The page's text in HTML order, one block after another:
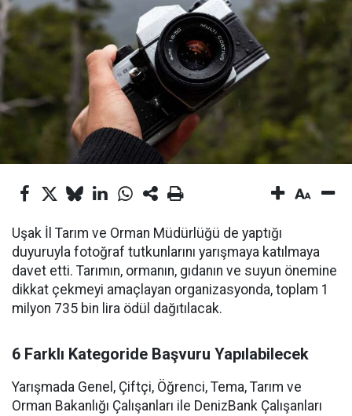
Uşak İl Tarım ve Orman Müdürlüğü de yaptığı
duyuruyla fotoğraf tutkunlarını yarışmaya katılmaya
davet etti. Tarımın, ormanın, gıdanın ve suyun önemine
dikkat çekmeyi amaçlayan organizasyonda, toplam 1
milyon 735 bin lira ödül dağıtılacak.
6 Farklı Kategoride Başvuru Yapılabilecek
Yarışmada Genel, Çiftçi, Öğrenci, Tema, Tarım ve
Orman Bakanlığı Çalışanları ile DenizBank Çalışanları